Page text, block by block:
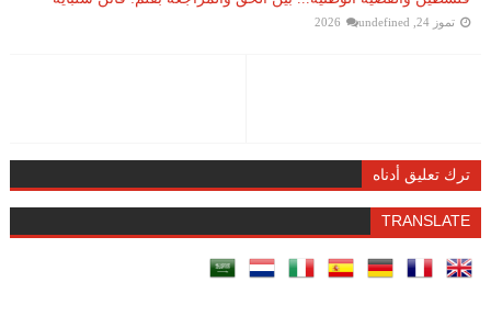
تموز 24, 2026 undefined
ترك تعليق أدناه
TRANSLATE